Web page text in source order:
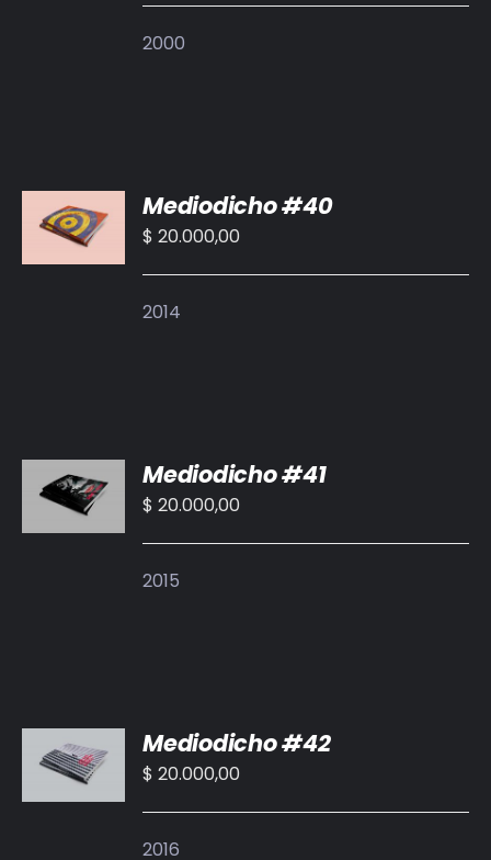
2000
AL
CARRITO
/
Mediodicho #40
$ 20.000,00
2014
AL
CARRITO
/
Mediodicho #41
$ 20.000,00
2015
AL
CARRITO
/
Mediodicho #42
$ 20.000,00
2016